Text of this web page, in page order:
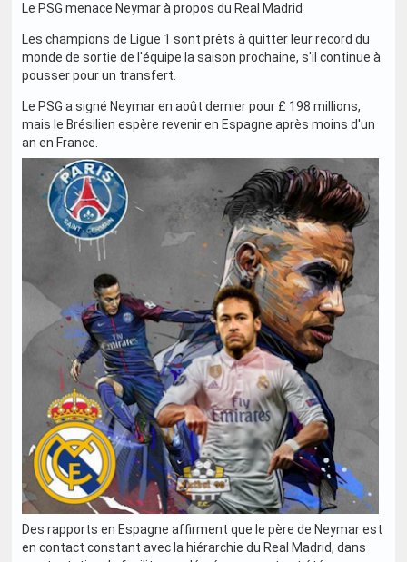
Le PSG menace Neymar à propos du Real Madrid
Les champions de Ligue 1 sont prêts à quitter leur record du
monde de sortie de l'équipe la saison prochaine, s'il continue à
pousser pour un transfert.
Le PSG a signé Neymar en août dernier pour £ 198 millions,
mais le Brésilien espère revenir en Espagne après moins d'un
an en France.
Des rapports en Espagne affirment que le père de Neymar est
en contact constant avec la hiérarchie du Real Madrid, dans